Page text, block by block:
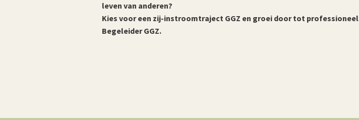
leven van anderen?
Kies voor een zij-instroomtraject GGZ en groei door tot professioneel
Begeleider GGZ.